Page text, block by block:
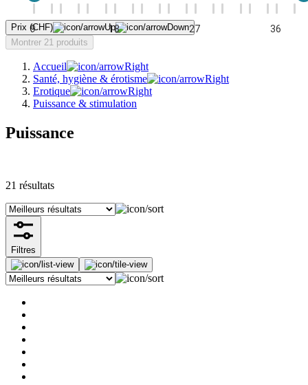
9 18 27 36
Prix (CHF)
Montrer 21 produits
Accueil
Santé, hygiène & érotisme
Erotique
Puissance & stimulation
Puissance
21 résultats
Filtres